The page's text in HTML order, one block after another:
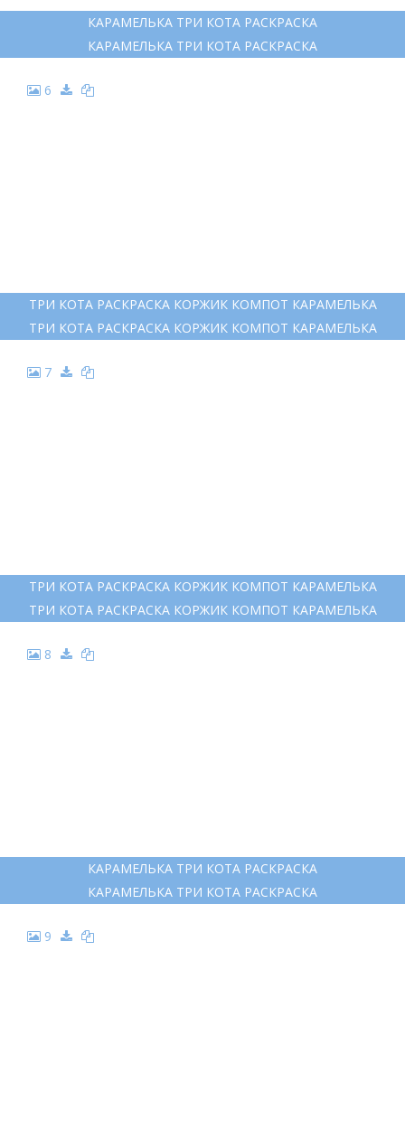
КАРАМЕЛЬКА ТРИ КОТА РАСКРАСКА
КАРАМЕЛЬКА ТРИ КОТА РАСКРАСКА
6
ТРИ КОТА РАСКРАСКА КОРЖИК КОМПОТ КАРАМЕЛЬКА
ТРИ КОТА РАСКРАСКА КОРЖИК КОМПОТ КАРАМЕЛЬКА
7
ТРИ КОТА РАСКРАСКА КОРЖИК КОМПОТ КАРАМЕЛЬКА
ТРИ КОТА РАСКРАСКА КОРЖИК КОМПОТ КАРАМЕЛЬКА
8
КАРАМЕЛЬКА ТРИ КОТА РАСКРАСКА
КАРАМЕЛЬКА ТРИ КОТА РАСКРАСКА
9